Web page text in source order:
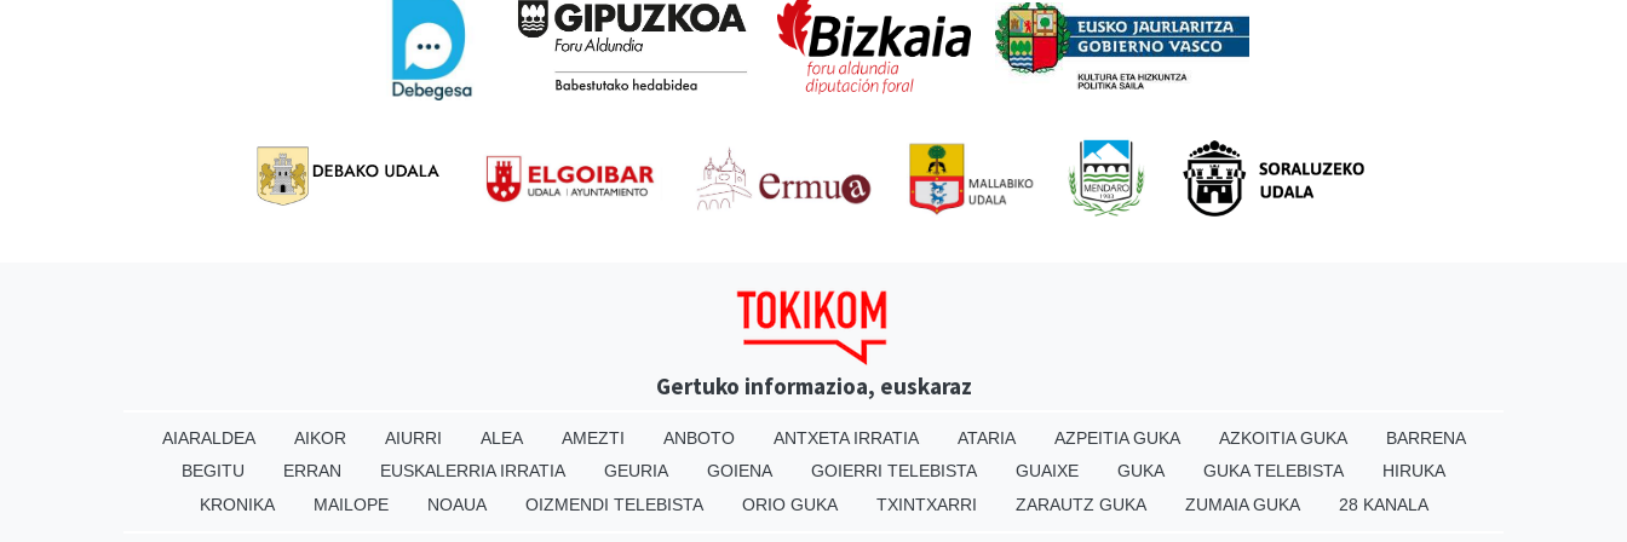
Gertuko informazioa, euskaraz
AIARALDEA AIKOR AIURRI ALEA AMEZTI ANBOTO ANTXETA IRRATIA ATARIA AZPEITIA GUKA AZKOITIA GUKA
BARRENA
BEGITU
ERRAN EUSKALERRIA IRRATIA GEURIA GOIENA GOIERRI TELEBISTA GUAIXE GUKA GUKA TELEBISTA
HIRUKA
KRONIKA
MAILOPE NOAUA OIZMENDI TELEBISTA ORIO GUKA TXINTXARRI ZARAUTZ GUKA ZUMAIA GUKA 28 KANALA